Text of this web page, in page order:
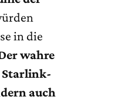
in die
wahre
Starlink-
auch